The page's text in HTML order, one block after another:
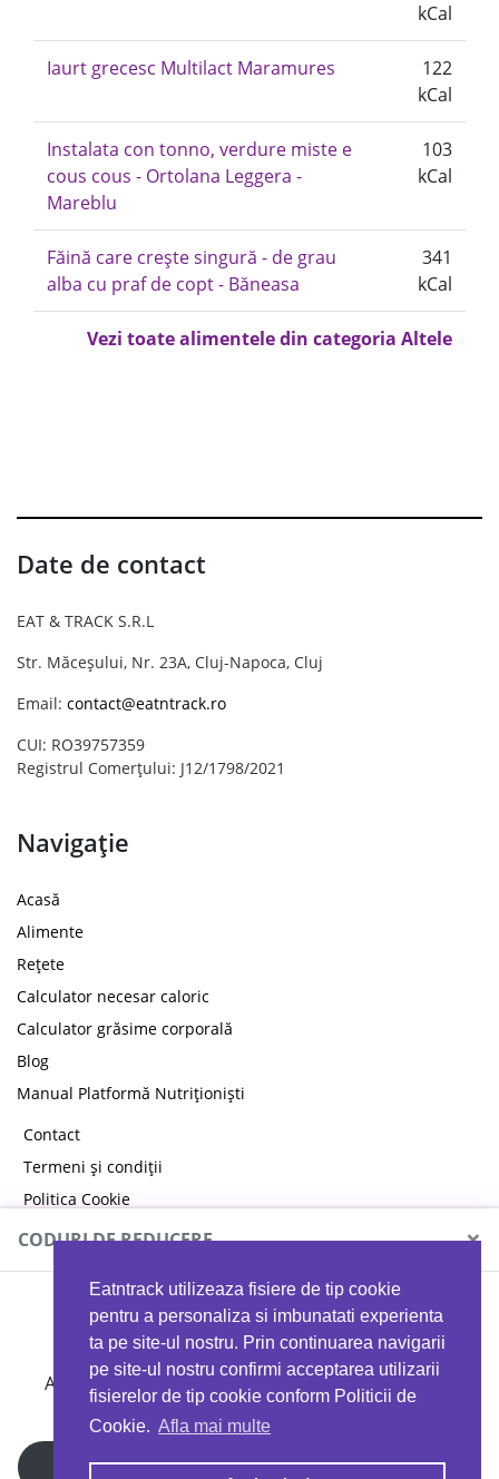
Eatntrack utilizeaza fisiere de tip cookie
pentru a personaliza si imbunatati experienta
ta pe site-ul nostru. Prin continuarea navigarii
pe site-ul nostru confirmi acceptarea utilizarii
fisierelor de tip cookie conform Politicii de
Cookie. Afla mai multe
kCal
Iaurt grecesc Multilact Maramures
122
kCal
Instalata con tonno, verdure miste e
cous cous - Ortolana Leggera -
Mareblu
103
kCal
Făină care crește singură - de grau
alba cu praf de copt - Băneasa
341
kCal
Vezi toate alimentele din categoria Altele
Date de contact
EAT & TRACK S.R.L
Str. Măceșului, Nr. 23A, Cluj-Napoca, Cluj
Email: contact@eatntrack.ro
CUI: RO39757359
Registrul Comerțului: J12/1798/2021
Navigație
Acasă
Alimente
Rețete
Calculator necesar caloric
Calculator grăsime corporală
Blog
Manual Platformă Nutriționiști
Contact
Termeni și condiții
Politica Cookie
Politica de confidențialitate
CODURI DE REDUCERE ×
MYPROTEIN
Ai 40%reducere la orice comandă folosind codul
EATTRACK
Profită acum